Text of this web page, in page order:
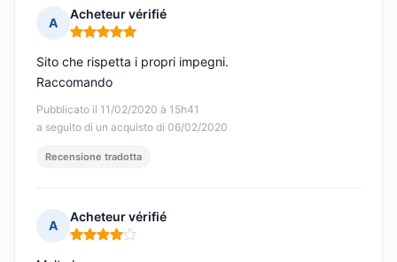
A
Acheteur vérifié
Nota: 5 su 5
Pubblicato il 11/02/2020 à 15h41
a seguito di un acquisto di 06/02/2020
Sito che rispetta i propri impegni.
Raccomando
Recensione tradotta
A
Acheteur vérifié
Nota: 4 su 5